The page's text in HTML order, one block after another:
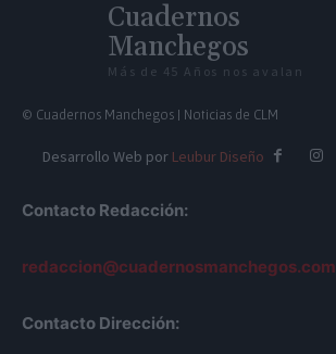
Cuadernos
Manchegos
Más de 45 Años nos avalan
© Cuadernos Manchegos | Noticias de CLM
Desarrollo Web por Leubur Diseño
Contacto Redacción:
redaccion@cuadernosmanchegos.com
Contacto Dirección: